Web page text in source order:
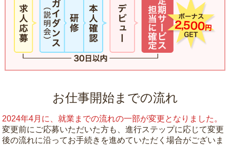
お仕事開始までの流れ
2024年4月に、就業までの流れの一部が変更となりました。
変更前にご応募いただいた方も、進行ステップに応じて変更
後の流れに沿ってお手続きを進めていただく場合がございま